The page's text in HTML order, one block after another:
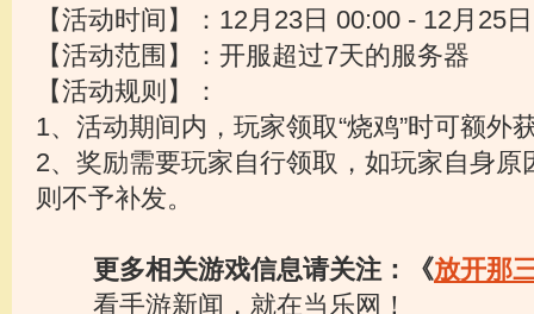
【活动时间】：12月23日 00:00 - 12月25
【活动范围】：开服超过7天的服务器
【活动规则】：
1、活动期间内，玩家领取“烧鸡”时可额外
2、奖励需要玩家自行领取，如玩家自身原
则不予补发。
更多相关游戏信息请关注：《放开那
看手游新闻，就在当乐网！